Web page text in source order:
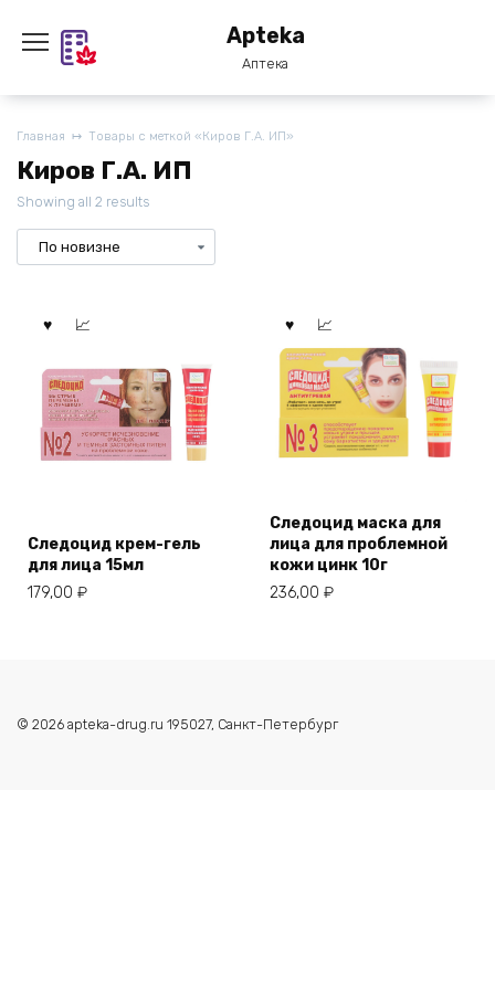
содержанию
Apteka
Аптека
Главная Товары с меткой «Киров Г.А. ИП»
Киров Г.А. ИП
Showing all 2 results
Следоцид крем-гель
для лица 15мл
179,00 ₽
Следоцид маска для
лица для проблемной
кожи цинк 10г
236,00 ₽
© 2026 apteka-drug.ru 195027, Санкт-Петербург